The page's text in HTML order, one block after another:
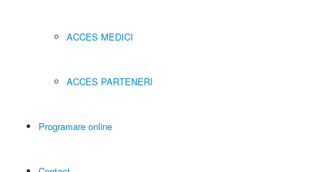
ACCES MEDICI
ACCES PARTENERI
Programare online